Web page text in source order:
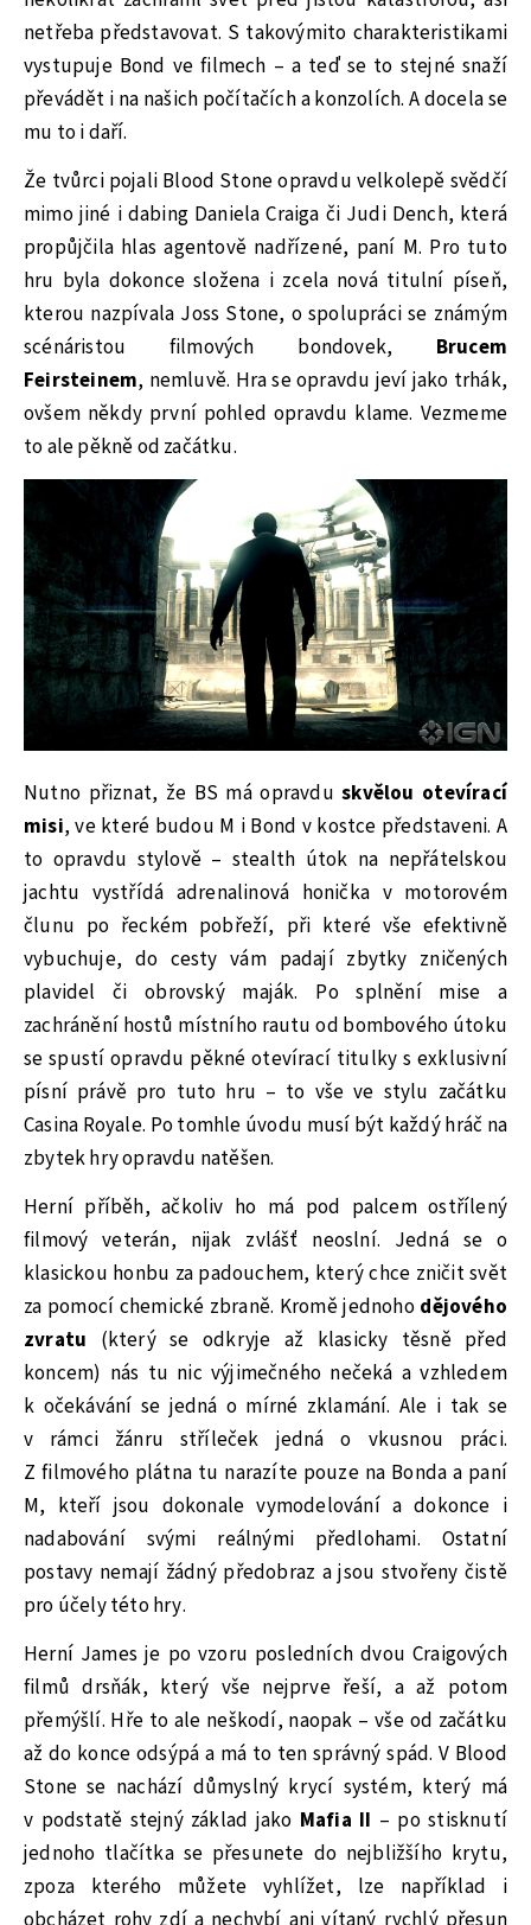
netřeba představovat. S takovýmito charakteristikami
vystupuje Bond ve filmech – a teď se to stejné snaží
převádět i na našich počítačích a konzolích. A docela se
mu to i daří.
Že tvůrci pojali Blood Stone opravdu velkolepě svědčí
mimo jiné i dabing Daniela Craiga či Judi Dench, která
propůjčila hlas agentově nadřízené, paní M. Pro tuto
hru byla dokonce složena i zcela nová titulní píseň,
kterou nazpívala Joss Stone, o spolupráci se známým
scénáristou filmových bondovek, Brucem
Feirsteinem, nemluvě. Hra se opravdu jeví jako trhák,
ovšem někdy první pohled opravdu klame. Vezmeme
to ale pěkně od začátku.
Nutno přiznat, že BS má opravdu skvělou otevírací
misi, ve které budou M i Bond v kostce představeni. A
to opravdu stylově – stealth útok na nepřátelskou
jachtu vystřídá adrenalinová honička v motorovém
člunu po řeckém pobřeží, při které vše efektivně
vybuchuje, do cesty vám padají zbytky zničených
plavidel či obrovský maják. Po splnění mise a
zachránění hostů místního rautu od bombového útoku
se spustí opravdu pěkné otevírací titulky s exklusivní
písní právě pro tuto hru – to vše ve stylu začátku
Casina Royale. Po tomhle úvodu musí být každý hráč na
zbytek hry opravdu natěšen.
Herní příběh, ačkoliv ho má pod palcem ostřílený
filmový veterán, nijak zvlášť neoslní. Jedná se o
klasickou honbu za padouchem, který chce zničit svět
za pomocí chemické zbraně. Kromě jednoho dějového
zvratu (který se odkryje až klasicky těsně před
koncem) nás tu nic výjimečného nečeká a vzhledem
k očekávání se jedná o mírné zklamání. Ale i tak se
v rámci žánru stříleček jedná o vkusnou práci.
Z filmového plátna tu narazíte pouze na Bonda a paní
M, kteří jsou dokonale vymodelování a dokonce i
nadabování svými reálnými předlohami. Ostatní
postavy nemají žádný předobraz a jsou stvořeny čistě
pro účely této hry.
Herní James je po vzoru posledních dvou Craigových
filmů drsňák, který vše nejprve řeší, a až potom
přemýšlí. Hře to ale neškodí, naopak – vše od začátku
až do konce odsýpá a má to ten správný spád. V Blood
Stone se nachází důmyslný krycí systém, který má
v podstatě stejný základ jako Mafia II – po stisknutí
jednoho tlačítka se přesunete do nejbližšího krytu,
zpoza kterého můžete vyhlížet, lze například i